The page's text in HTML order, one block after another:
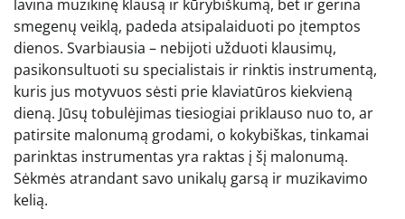
lavina muzikinę klausą ir kūrybiškumą, bet ir gerina
smegenų veiklą, padeda atsipalaiduoti po įtemptos
dienos. Svarbiausia – nebijoti užduoti klausimų,
pasikonsultuoti su specialistais ir rinktis instrumentą,
kuris jus motyvuos sėsti prie klaviatūros kiekvieną
dieną. Jūsų tobulėjimas tiesiogiai priklauso nuo to, ar
patirsite malonumą grodami, o kokybiškas, tinkamai
parinktas instrumentas yra raktas į šį malonumą.
Sėkmės atrandant savo unikalų garsą ir muzikavimo
kelią.